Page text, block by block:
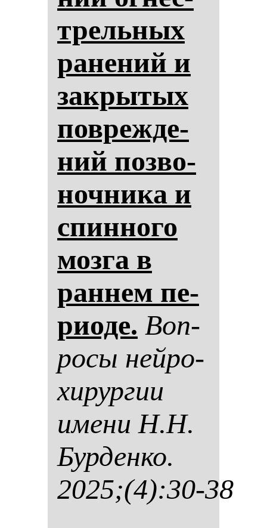
трель­ных
ра­не­ний и
зак­ры­тых
пов­реж­де­
ний поз­во­
ноч­ни­ка и
спин­но­го
моз­га в
ран­нем пе­
ри­оде. Воп­
ро­сы ней­ро­
хи­рур­гии
име­ни Н.Н.
Бур­ден­ко.
2025;(4):30-38